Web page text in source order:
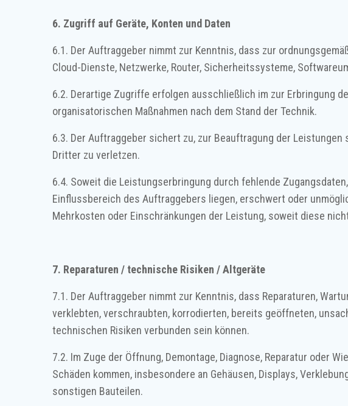
6. Zugriff auf Geräte, Konten und Daten
6.1. Der Auftraggeber nimmt zur Kenntnis, dass zur
Cloud-Dienste, Netzwerke, Router, Sicherheitssysteme,
6.2. Derartige Zugriffe erfolgen ausschließlich im zur Erbringung
organisatorischen Maßnahmen nach dem Stand der Technik.
6.3. Der Auftraggeber sichert zu, zur Beauftragung der
Dritter zu verletzen.
6.4. Soweit die Leistungserbringung durch fehlende
Einflussbereich des Auftraggebers liegen, erschwert oder
Mehrkosten oder Einschränkungen der Leistung, soweit diese
7. Reparaturen / technische Risiken / Altgeräte
7.1. Der Auftraggeber nimmt zur Kenntnis, dass Reparaturen,
verklebten, verschraubten, korrodierten, bereits geöffneten,
technischen Risiken verbunden sein können.
7.2. Im Zuge der Öffnung, Demontage, Diagnose, Reparatur oder
Schäden kommen, insbesondere an Gehäusen, Displays,
sonstigen Bauteilen.